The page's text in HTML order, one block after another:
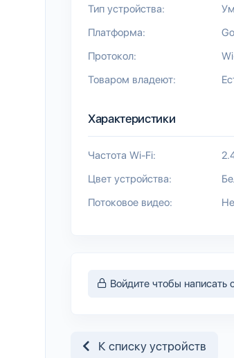
Тип устройства:
Платформа:
Протокол:
Товаром владеют:
Характеристики
Частота Wi-Fi:
Цвет устройства:
Потоковое видео:
Войдите чтобы написать
К списку устройств